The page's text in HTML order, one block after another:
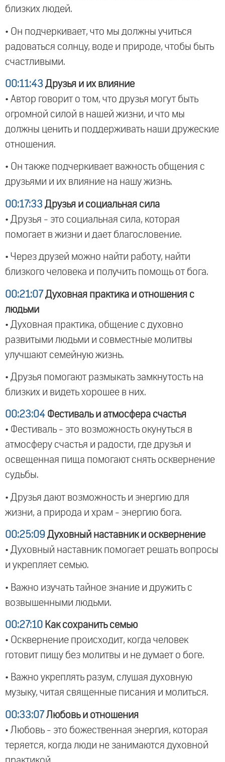
близких людей.
• Он подчеркивает, что мы должны учиться
радоваться солнцу, воде и природе, чтобы быть
счастливыми.
00:11:43 Друзья и их влияние
• Автор говорит о том, что друзья могут быть
огромной силой в нашей жизни, и что мы
должны ценить и поддерживать наши дружеские
отношения.
• Он также подчеркивает важность общения с
друзьями и их влияние на нашу жизнь.
00:17:33 Друзья и социальная сила
• Друзья - это социальная сила, которая
помогает в жизни и дает благословение.
• Через друзей можно найти работу, найти
близкого человека и получить помощь от бога.
00:21:07 Духовная практика и отношения с
людьми
• Духовная практика, общение с духовно
развитыми людьми и совместные молитвы
улучшают семейную жизнь.
• Друзья помогают размыкать замкнутость на
близких и видеть хорошее в них.
00:23:04 Фестиваль и атмосфера счастья
• Фестиваль - это возможность окунуться в
атмосферу счастья и радости, где друзья и
освещенная пища помогают снять осквернение
судьбы.
• Друзья дают возможность и энергию для
жизни, а природа и храм - энергию бога.
00:25:09 Духовный наставник и осквернение
• Духовный наставник помогает решать вопросы
и укрепляет семью.
• Важно изучать тайное знание и дружить с
возвышенными людьми.
00:27:10 Как сохранить семью
• Осквернение происходит, когда человек
готовит пищу без молитвы и не думает о боге.
• Важно укреплять разум, слушая духовную
музыку, читая священные писания и молиться.
00:33:07 Любовь и отношения
• Любовь - это божественная энергия, которая
теряется, когда люди не занимаются духовной